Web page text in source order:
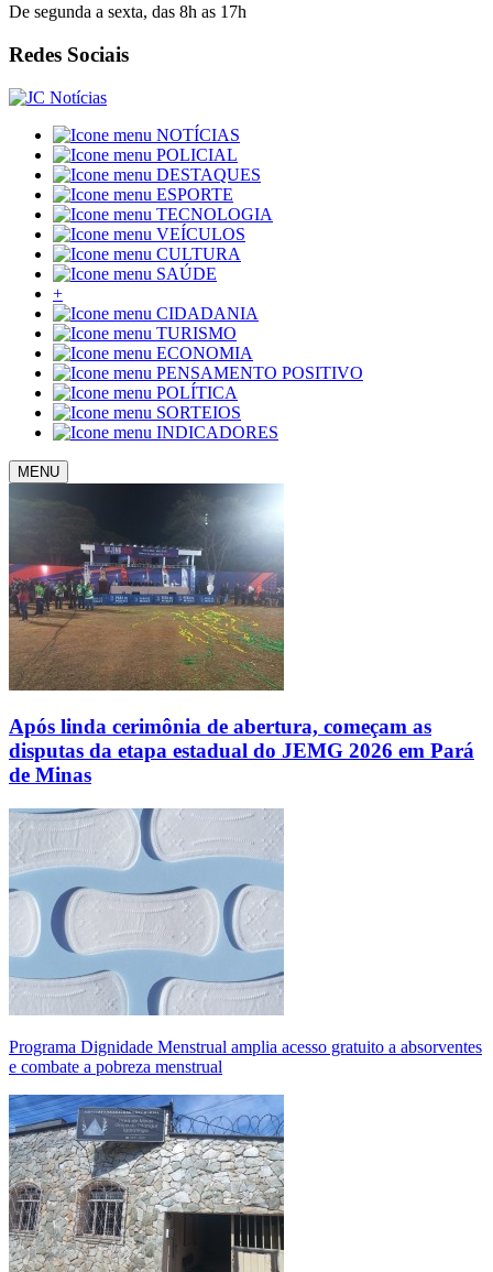
De segunda a sexta, das 8h as 17h
Redes Sociais
NOTÍCIAS
POLICIAL
DESTAQUES
ESPORTE
TECNOLOGIA
VEÍCULOS
CULTURA
SAÚDE
+
CIDADANIA
TURISMO
ECONOMIA
PENSAMENTO POSITIVO
POLÍTICA
SORTEIOS
INDICADORES
MENU
Após linda cerimônia de abertura, começam as
disputas da etapa estadual do JEMG 2026 em Pará
de Minas
Programa Dignidade Menstrual amplia acesso gratuito a absorventes
e combate a pobreza menstrual